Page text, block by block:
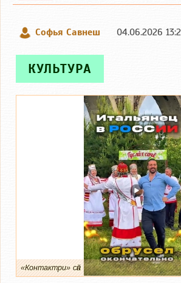
Софья Савнеш 04.06.2026
КУЛЬТУРА
«Контактри» сӑн